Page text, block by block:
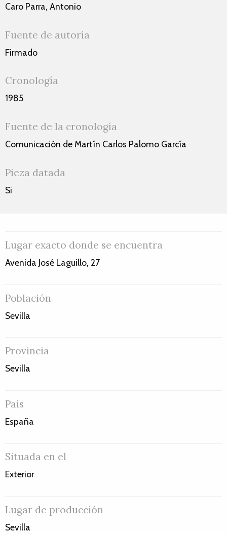
Caro Parra, Antonio
Fuente de autoría
Firmado
Cronología
1985
Fuente de la cronología
Comunicación de Martín Carlos Palomo García
Pieza datada
Si
Lugar exacto donde se encuentra
Avenida José Laguillo, 27
Población
Sevilla
Provincia
Sevilla
País
España
Situada en el
Exterior
Lugar de producción
Sevilla